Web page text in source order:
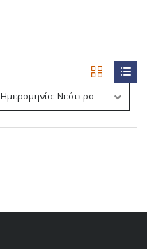
Ημερομηνία: Νεότερο